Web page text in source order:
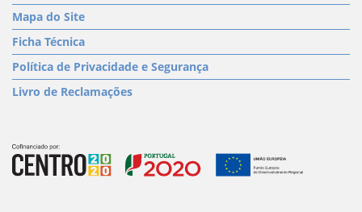
Mapa do Site
Ficha Técnica
Política de Privacidade e Segurança
Livro de Reclamações